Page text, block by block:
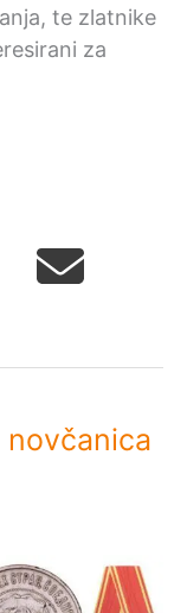
te zlatnike
za